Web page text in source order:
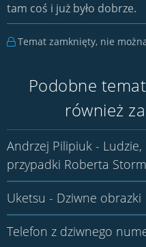
tam coś i już było dobrze.
Temat zamknięty, nie
Podobne
również
Andrzej Pilipiuk -
przypadki Roberta
Uketsu - Dziwne obrazki
Telefon z dziwnego